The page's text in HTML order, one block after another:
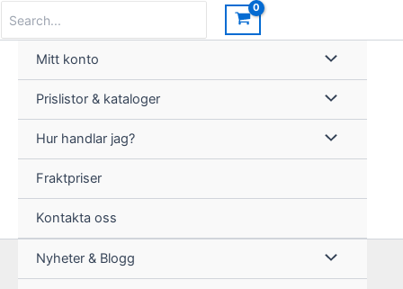
innehåll
for:
Mitt konto
Prislistor & kataloger
Hur handlar jag?
Fraktpriser
Kontakta oss
Nyheter & Blogg